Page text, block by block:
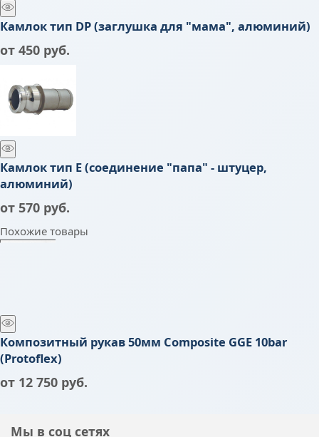
Камлок тип DP (заглушка для "мама", алюминий)
от 450 руб.
Камлок тип E (соединение "папа" - штуцер,
алюминий)
от 570 руб.
Похожие товары
Композитный рукав 50мм Composite GGE 10bar
(Protoflex)
от 12 750 руб.
Мы в соц сетях